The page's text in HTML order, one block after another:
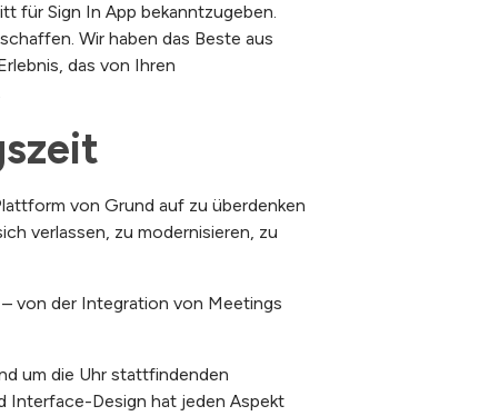
für Sign In App bekanntzugeben.
Wir haben das Beste aus
das von Ihren
von Grund auf zu überdenken
verlassen, zu modernisieren, zu
von der Integration von Meetings
um die Uhr stattfindenden
Interface-Design hat jeden Aspekt